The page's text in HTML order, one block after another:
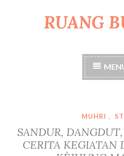
RUANG
MUHRI ,
SANDUR,
CERITA KEGIATAN